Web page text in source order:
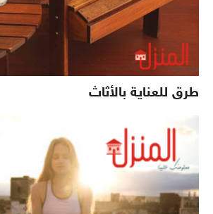
طرق للعناية بالأثاث